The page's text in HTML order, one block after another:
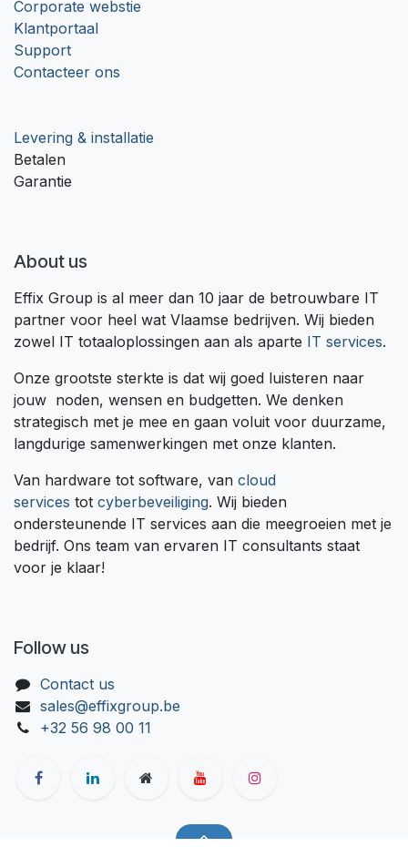
Corporate webstie
Klantportaal
Support
Contacteer ons
Levering & installatie
Betalen
Garantie
About us
Effix Group is al meer dan 10 jaar de betrouwbare IT
partner voor heel wat Vlaamse bedrijven. Wij bieden
zowel IT totaaloplossingen aan als aparte IT services.
Onze grootste sterkte is dat wij goed luisteren naar
jouw noden, wensen en budgetten. We denken
strategisch met je mee en gaan voluit voor duurzame,
langdurige samenwerkingen met onze klanten.
Van hardware tot software, van cloud
services tot cyberbeveiliging. Wij bieden
ondersteunende IT services aan die meegroeien met je
bedrijf. Ons team van ervaren IT consultants staat
voor je klaar!
Follow us
Contact us
sales@effixgroup.be
+32 56 98 00 11